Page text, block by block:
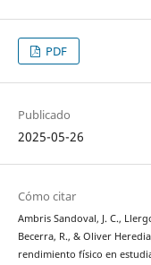
PDF
Publicado
2025-05-26
Cómo citar
Ambris Sandoval, J. C.,
Becerra, R., & Oliver
rendimiento físico en